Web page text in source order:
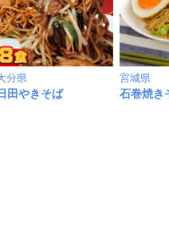
分県
田やきそば
宮城県
石巻焼き